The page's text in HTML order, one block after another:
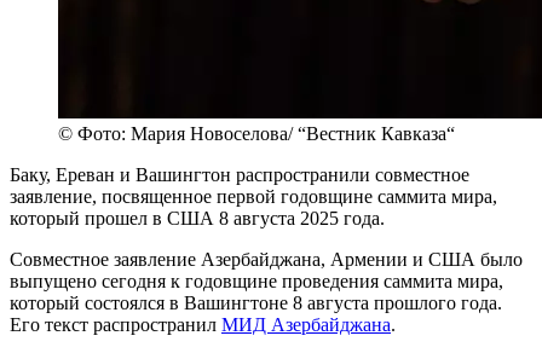
© Фото: Мария Новоселова/ “Вестник Кавказа“
Баку, Ереван и Вашингтон распространили совместное
заявление, посвященное первой годовщине саммита мира,
который прошел в США 8 августа 2025 года.
Совместное заявление Азербайджана, Армении и США было
выпущено сегодня к годовщине проведения саммита мира,
который состоялся в Вашингтоне 8 августа прошлого года.
Его текст распространил МИД Азербайджана.